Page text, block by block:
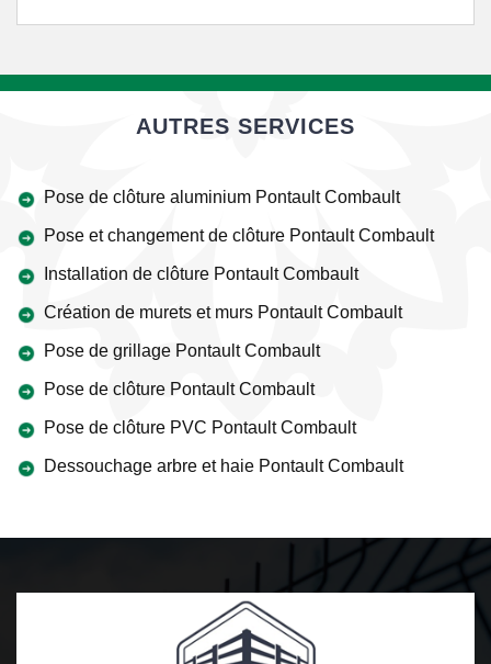
AUTRES SERVICES
Pose de clôture aluminium Pontault Combault
Pose et changement de clôture Pontault Combault
Installation de clôture Pontault Combault
Création de murets et murs Pontault Combault
Pose de grillage Pontault Combault
Pose de clôture Pontault Combault
Pose de clôture PVC Pontault Combault
Dessouchage arbre et haie Pontault Combault